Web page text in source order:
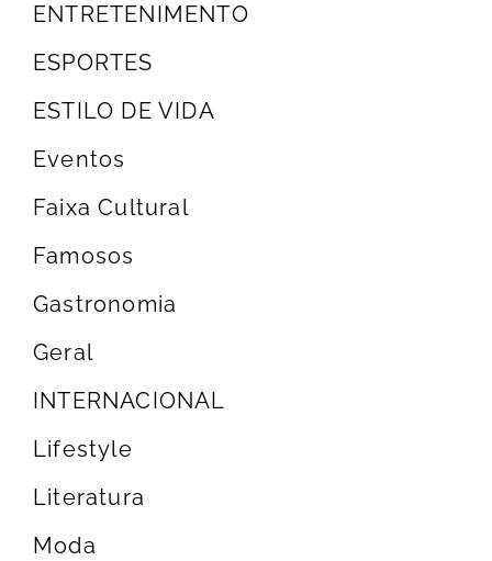
ENTRETENIMENTO
ESPORTES
ESTILO DE VIDA
Eventos
Faixa Cultural
Famosos
Gastronomia
Geral
INTERNACIONAL
Lifestyle
Literatura
Moda